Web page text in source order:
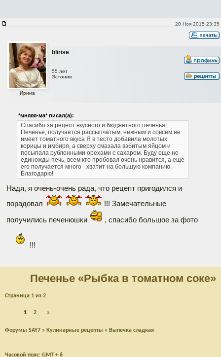
20 Ноя 2015 23:35
blirise
Ирина
55 лет
Эстония
*мняяя-ма* писал(а):
Спасибо за рецепт вкусного и бюджетного печенья!
Печенье, получается рассыпчатым, нежным и совсем не
имеет томатного вкуса Я в тесто добавила молотых
корицы и имбиря, а сверху смазала взбитым яйцом и
посыпала рубленными орехами с сахаром. Буду еще не
единожды печь, всем кто пробовал очень нравится, а еще
его получается много - хватит на большую компанию.
Благодарю!
Надя, я очень-очень рада, что рецепт пригодился и
порадовал
!!! Замечательные
получились печенюшки
, спасибо большое за фото
!!!
Печенье «Рыбка в томатном соке»
Страница 1 из 2
1 2 »
Форумы SAY7 » Кулинарные рецепты » Выпечка сладкая
Часовой пояс: GMT + 6